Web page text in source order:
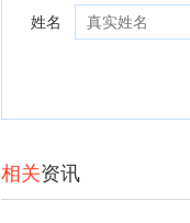
姓名
相关资讯